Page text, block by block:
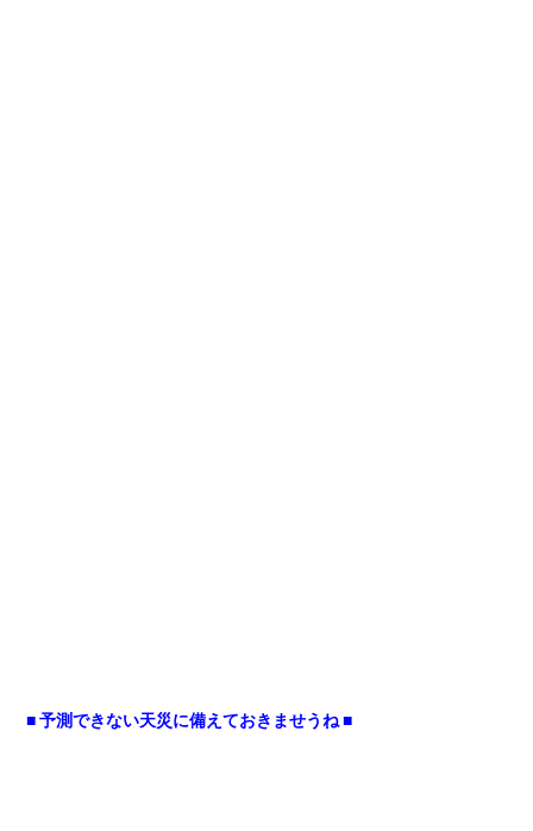
■ 予測できない天災に備えておきませうね ■